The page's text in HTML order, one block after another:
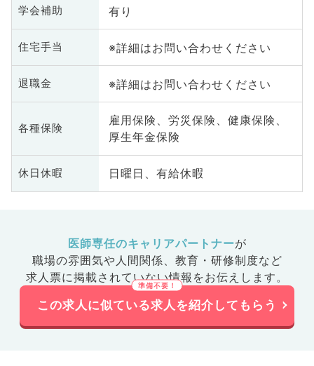
学会補助 有り
住宅手当 ※詳細はお問い合わせください
退職金 ※詳細はお問い合わせください
各種保険
雇用保険、労災保険、健康保険、
厚生年金保険
休日休暇 日曜日、有給休暇
医師専任のキャリアパートナーが
職場の雰囲気や人間関係、 教育・研修制度など
求人票に掲載されていない情報をお伝えします。
この求人に似ている求人を紹介してもらう